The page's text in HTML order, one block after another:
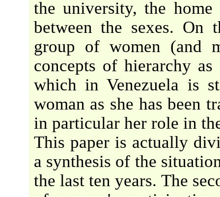
the university, the
between the sexes. On
group of women (and
concepts of hierarchy
which in Venezuela is
woman as she has been
in particular her role in
This paper is actually
a synthesis of the
the last ten years. The